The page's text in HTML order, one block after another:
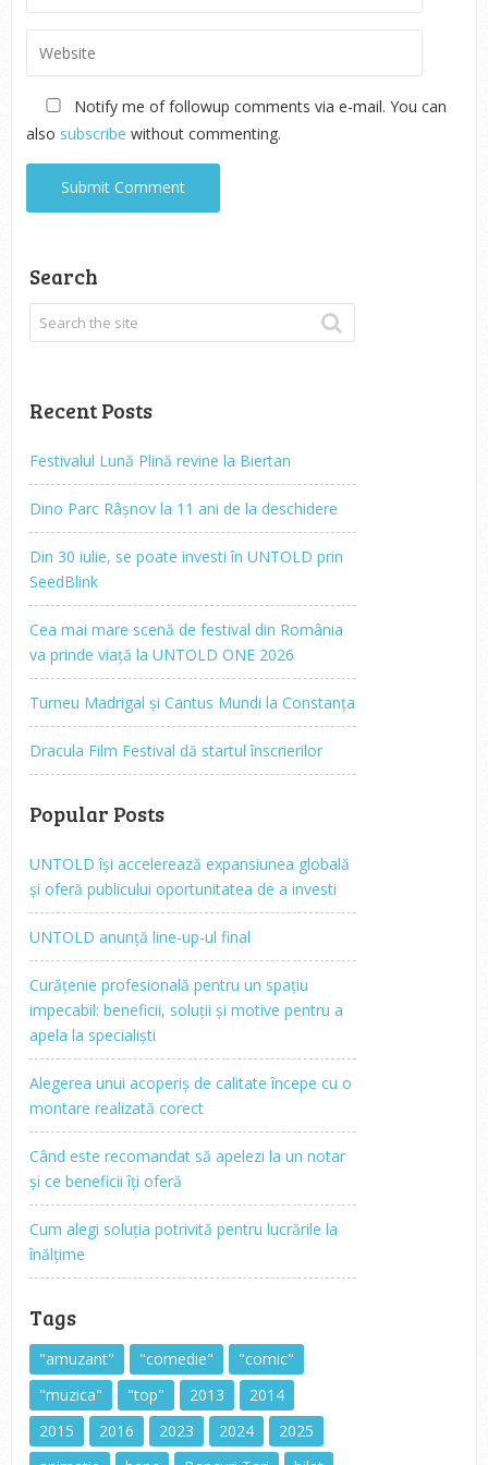
Notify me of followup comments via e-mail. You can
also subscribe without commenting.
Search
Recent Posts
Festivalul Lună Plină revine la Biertan
Dino Parc Râșnov la 11 ani de la deschidere
Din 30 iulie, se poate investi în UNTOLD prin
SeedBlink
Cea mai mare scenă de festival din România
va prinde viață la UNTOLD ONE 2026
Turneu Madrigal și Cantus Mundi la Constanța
Dracula Film Festival dă startul înscrierilor
Popular Posts
UNTOLD își accelerează expansiunea globală
și oferă publicului oportunitatea de a investi
UNTOLD anunță line-up-ul final
Curățenie profesională pentru un spațiu
impecabil: beneficii, soluții și motive pentru a
apela la specialiști
Alegerea unui acoperiș de calitate începe cu o
montare realizată corect
Când este recomandat să apelezi la un notar
și ce beneficii îți oferă
Cum alegi soluția potrivită pentru lucrările la
înălțime
Tags
"amuzant" "comedie"
"comic"
"muzica"
"top" 2013
2014
2015
2016 2023 2024
2025